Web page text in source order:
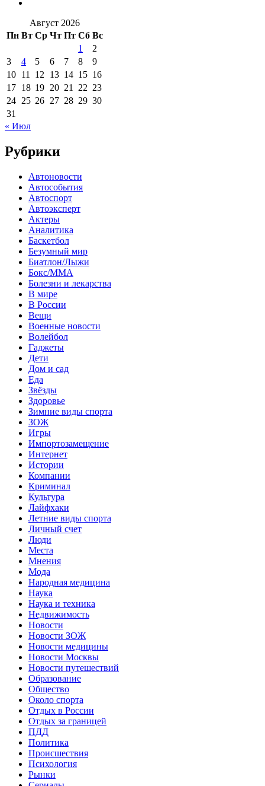
Август 2026
Пн Вт Ср Чт Пт Сб Вс
1
2
3
4 5 6 7 8
9
10 11 12 13 14 15 16
17 18 19 20 21 22 23
24 25 26 27 28 29 30
31
« Июл
Рубрики
Автоновости
Автособытия
Автоспорт
Автоэксперт
Актеры
Аналитика
Баскетбол
Безумный мир
Биатлон/Лыжи
Бокс/MMA
Болезни и лекарства
В мире
В России
Вещи
Военные новости
Волейбол
Гаджеты
Дети
Дом и сад
Еда
Звёзды
Здоровье
Зимние виды спорта
ЗОЖ
Игры
Импортозамещение
Интернет
Истории
Компании
Криминал
Культура
Лайфхаки
Летние виды спорта
Личный счет
Люди
Места
Мнения
Мода
Народная медицина
Наука
Наука и техника
Недвижимость
Новости
Новости ЗОЖ
Новости медицины
Новости Москвы
Новости путешествий
Образование
Общество
Около спорта
Отдых в России
Отдых за границей
ПДД
Политика
Происшествия
Психология
Рынки